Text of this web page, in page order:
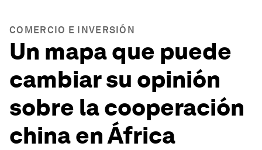
COMERCIO E INVERSIÓN
Un mapa que puede
cambiar su opinión
sobre la cooperación
china en África